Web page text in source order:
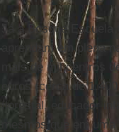
Já a Bosque
aprendam em plena
mais de mil centros
euros (cerca de
florestal, educador
mesmos que em